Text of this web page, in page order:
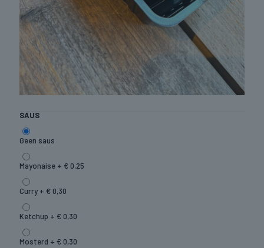
SAUS
Geen saus
Mayonaise + € 0,25
Curry + € 0,30
Ketchup + € 0,30
Mosterd + € 0,30